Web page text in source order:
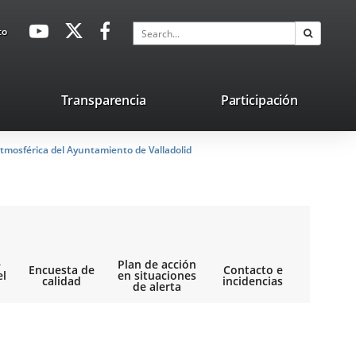
avaHeaderSocial
Link
Link
application.
application.
Search
Transparencia Participación
del Ayuntamiento de Valladolid
Encuesta de
calidad
Plan de acción
en situaciones
de alerta
Contacto e
incidencias